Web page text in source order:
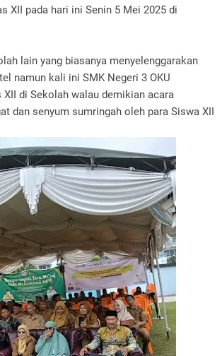
XII pada hari ini Senin 5 Mei 2025 di
lain yang biasanya menyelenggarakan
namun kali ini SMK Negeri 3 OKU
di Sekolah walau demikian acara
dan senyum sumringah oleh para Siswa XII